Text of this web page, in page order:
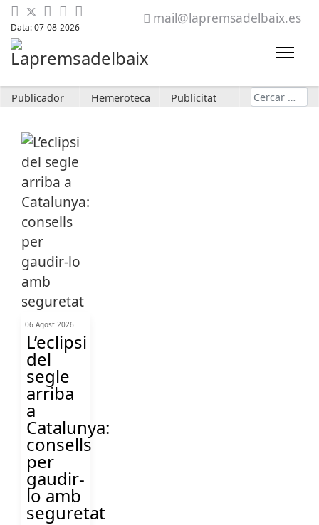
Data: 07-08-2026
mail@lapremsadelbaix.es
Publicador Hemeroteca Publicitat Cerca
06 Agost 2026
L’eclipsi
del
segle
arriba
a
Catalunya:
consells
per
gaudir-
lo amb
seguretat